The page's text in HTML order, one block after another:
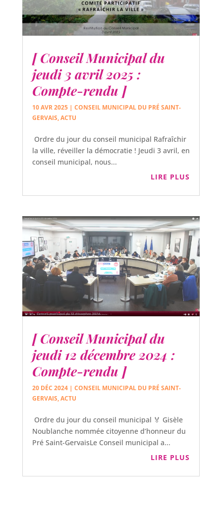
[ Conseil Municipal du
jeudi 3 avril 2025 :
Compte-rendu ]
10 AVR 2025| CONSEIL MUNICIPAL DU PRÉ SAINT-
GERVAIS,ACTU
Ordre du jour du conseil municipal Rafraîchir
la ville, réveiller la démocratie ! Jeudi 3 avril, en
conseil municipal, nous...
LIRE PLUS
[ Conseil Municipal du
jeudi 12 décembre 2024 :
Compte-rendu ]
20 DÉC 2024| CONSEIL MUNICIPAL DU PRÉ SAINT-
GERVAIS,ACTU
Ordre du jour du conseil municipal 🏅 Gisèle
Noublanche nommée citoyenne d’honneur du
Pré Saint-GervaisLe Conseil municipal a...
LIRE PLUS